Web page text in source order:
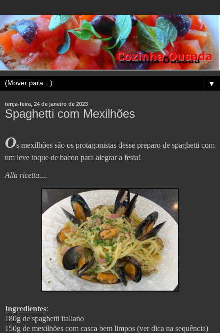
▼
terça-feira, 24 de janeiro de 2023
Spaghetti com Mexilhões
Os mexilhões são os protagonistas desse preparo de spaghetti com
um leve toque de bacon para alegrar a festa!
Alla ricetta....
Ingredientes:
180g de spaghetti italiano
150g de mexilhões com casca bem limpos (ver dica na sequência)